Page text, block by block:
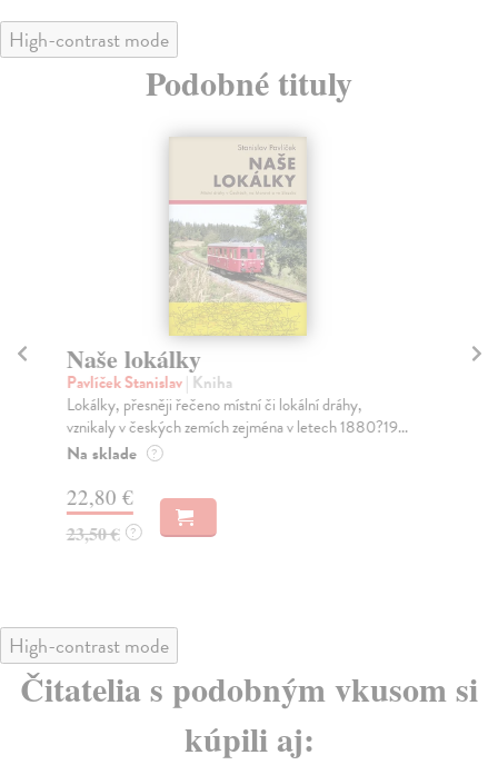
High-contrast mode
Podobné tituly
Naše lokálky
Pavlíček Stanislav| Kniha
Lokálky, přesněji řečeno místní či lokální dráhy,
vznikaly v českých zemích zejména v letech 1880?19...
Na sklade ?
22,80 €
23,50 € ?
High-contrast mode
Čitatelia s podobným vkusom si
kúpili aj: